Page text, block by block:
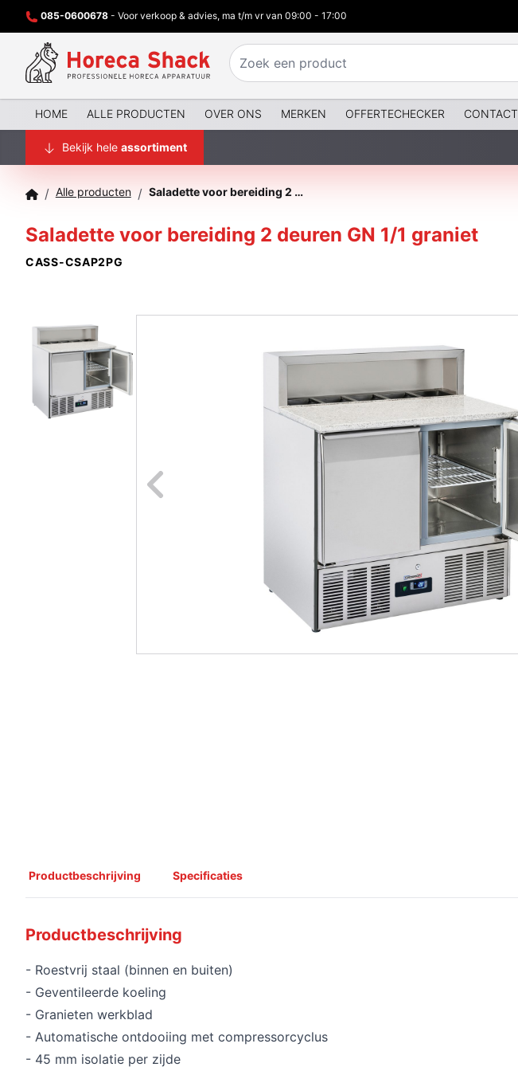
085-0600678 - Voor verkoop & advies, ma t/m vr van 09:00 - 17:00
HOME ALLE PRODUCTEN OVER ONS MERKEN OFFERTECHECKER CONTACT
Bekijk hele assortiment
/ Alle producten / Saladette voor bereiding 2 deuren GN 1/1 graniet
Saladette voor bereiding 2 deuren GN 1/1 graniet
CASS-CSAP2PG
Naar vorige foto
Productbeschrijving Specificaties
Productbeschrijving
- Roestvrij staal (binnen en buiten)
- Geventileerde koeling
- Granieten werkblad
- Automatische ontdooiing met compressorcyclus
- 45 mm isolatie per zijde